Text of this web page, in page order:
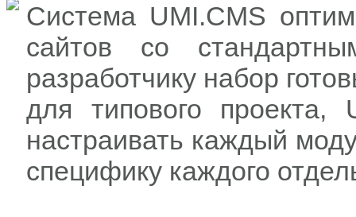
Система UMI.CMS
сайтов со
разработчику набор
для типового проекта,
настраивать каждый
специфику каждого